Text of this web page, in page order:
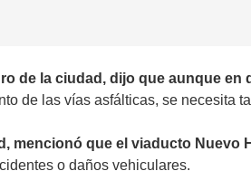
de la ciudad, dijo que aunque
de las vías asfálticas, se necesita
mencionó que el viaducto Nuevo
o daños vehiculares.